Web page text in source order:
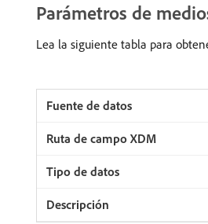
Parámetros de
Lea la siguiente tabla para